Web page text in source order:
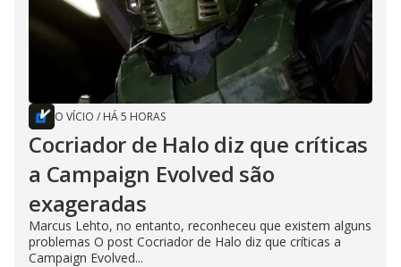
O VÍCIO / HÁ 5 HORAS
Cocriador de Halo diz que críticas
a Campaign Evolved são
exageradas
Marcus Lehto, no entanto, reconheceu que existem alguns
problemas O post Cocriador de Halo diz que críticas a
Campaign Evolved...